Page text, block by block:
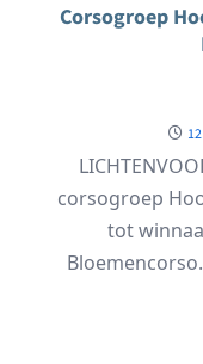
Corsogroep
corsogroep
tot